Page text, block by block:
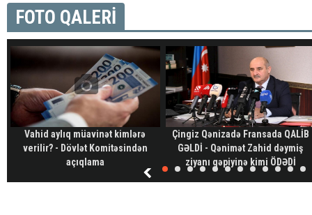
FOTO QALERİ
Vahid aylıq müavinət kimlərə
verilir? - Dövlət Komitəsindən
açıqlama
Çingiz Qənizadə Fransada QALİB
GƏLDİ - Qənimət Zahid dəymiş
ziyanı qəpiyinə kimi ÖDƏDİ